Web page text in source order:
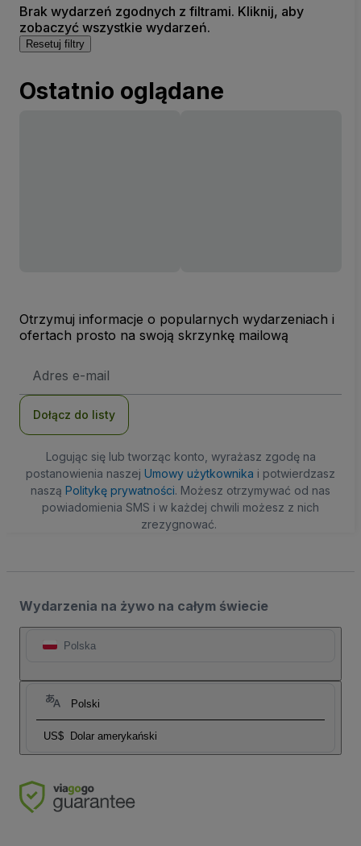
Brak wydarzeń zgodnych z filtrami. Kliknij, aby
zobaczyć wszystkie wydarzeń.
Resetuj filtry
Ostatnio oglądane
Otrzymuj informacje o popularnych wydarzeniach i
ofertach prosto na swoją skrzynkę mailową
e-
Dołącz do listy
Logując się lub tworząc konto, wyrażasz zgodę na
postanowienia naszej Umowy użytkownika i potwierdzasz
naszą Politykę prywatności. Możesz otrzymywać od nas
powiadomienia SMS i w każdej chwili możesz z nich
zrezygnować.
Wydarzenia na żywo na całym świecie
Polska
Polski
US$ Dolar amerykański